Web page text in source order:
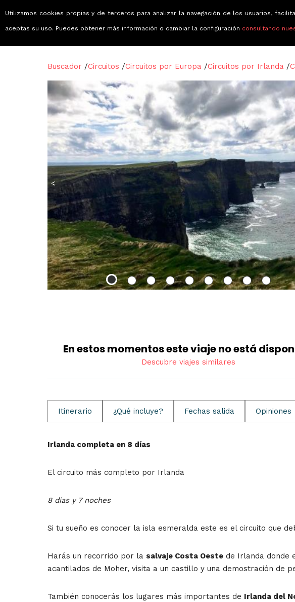
Buscador /Circuitos /Circuitos por Europa /Circuitos por Irlanda /
<
En estos momentos este viaje no está
Descubre viajes similares
Itinerario ¿Qué incluye? Fechas salida Opiniones
Irlanda completa en 8 días
El circuito más completo por Irlanda
8 días y 7 noches
Si tu sueño es conocer la isla esmeralda este es el circuito que
Harás un recorrido por la salvaje Costa Oeste de Irlanda donde
acantilados de Moher, visita a un castillo y una demostración de
También conocerás los lugares más importantes de Irlanda del
Utilizamos cookies propias y de terceros para analizar la navegación de los usuarios,
aceptas su uso. Puedes obtener más información o cambiar la configuración consultando